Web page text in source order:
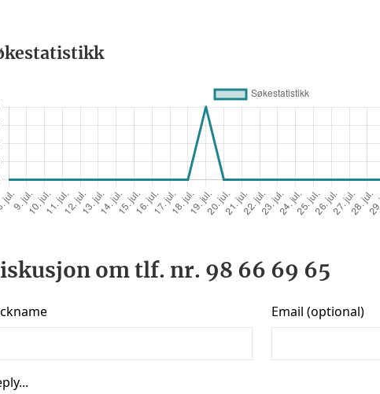
om tlf. nr. 98 66 69 65